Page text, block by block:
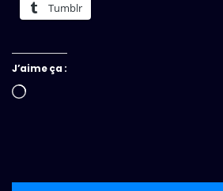
Tumblr
J’aime ça :
Chargement…